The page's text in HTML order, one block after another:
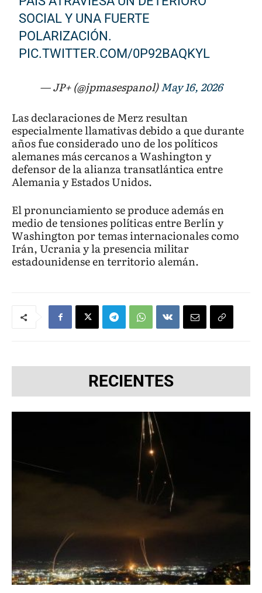
SOCIAL Y UNA FUERTE
POLARIZACIÓN.
PIC.TWITTER.COM/0P92BAQKYL
— JP+ (@jpmasespanol)May 16, 2026
Las declaraciones de Merz resultan
especialmente llamativas debido a que durante
años fue considerado uno de los políticos
alemanes más cercanos a Washington y
defensor de la alianza transatlántica entre
Alemania y Estados Unidos.
El pronunciamiento se produce además en
medio de tensiones políticas entre Berlín y
Washington por temas internacionales como
Irán, Ucrania y la presencia militar
estadounidense en territorio alemán.
RECIENTES